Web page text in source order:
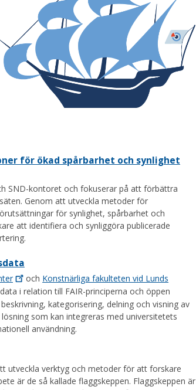
för ökad spårbarhet och synlighet
SND-kontoret och fokuserar på att förbättra
Genom att utveckla metoder för
för synlighet, spårbarhet och
att identifiera och synliggöra publicerade
och Konstnärliga fakulteten vid Lunds
i relation till FAIR-principerna och öppen
kategorisering, delning och visning av
som kan integreras med universitetets
användning.
utveckla verktyg och metoder för att forskare
är de så kallade flaggskeppen. Flaggskeppen är